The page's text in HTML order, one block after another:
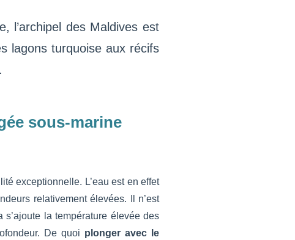
l’archipel des Maldives est
lagons turquoise aux récifs
sous-marine
exceptionnelle. L’eau est en effet
relativement élevées. Il n’est
la température élevée des
De quoi plonger avec le